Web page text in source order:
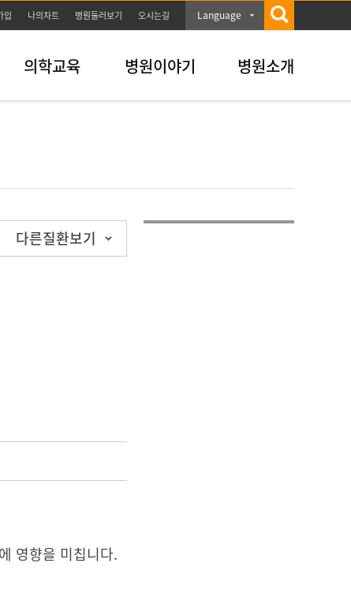
입 나의차트 병원둘러보기 오시는길 Language
의학교육 병원이야기 병원소개
다른질환보기
영향을 미칩니다.